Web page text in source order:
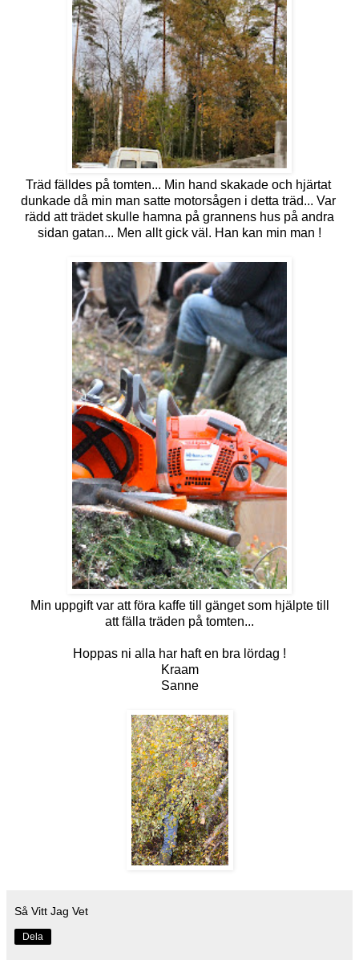
Träd fälldes på tomten... Min hand skakade och hjärtat
dunkade då min man satte motorsågen i detta träd... Var
rädd att trädet skulle hamna på grannens hus på andra
sidan gatan... Men allt gick väl. Han kan min man !
Min uppgift var att föra kaffe till gänget som hjälpte till
att fälla träden på tomten...
Hoppas ni alla har haft en bra lördag !
Kraam
Sanne
Så Vitt Jag Vet
Dela